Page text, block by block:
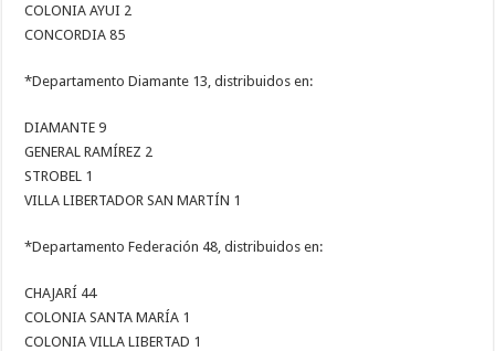
COLONIA AYUI 2
CONCORDIA 85
*Departamento Diamante 13, distribuidos en:
DIAMANTE 9
GENERAL RAMÍREZ 2
STROBEL 1
VILLA LIBERTADOR SAN MARTÍN 1
*Departamento Federación 48, distribuidos en:
CHAJARÍ 44
COLONIA SANTA MARÍA 1
COLONIA VILLA LIBERTAD 1